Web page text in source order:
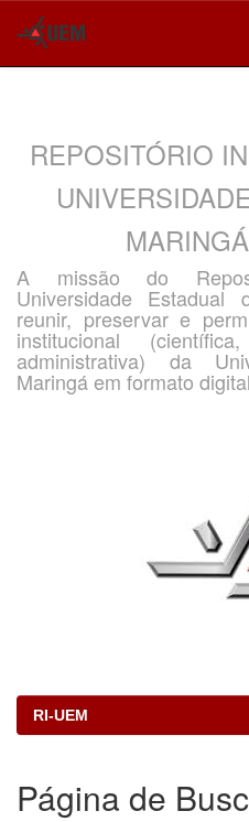
REPOSITÓRIO
A missão do
Universidade
reunir, preservar e
institucional
administrativa) da
Maringá em formato
RI-UEM
Página de